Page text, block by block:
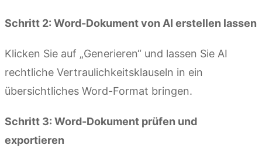
Schritt 2: Word-Dokument von AI erstellen lassen
Klicken Sie auf „Generieren“ und lassen Sie AI
rechtliche Vertraulichkeitsklauseln in ein
übersichtliches Word-Format bringen.
Schritt 3: Word-Dokument prüfen und
exportieren